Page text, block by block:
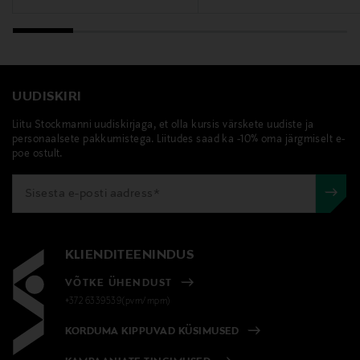
Keilaranta 13 A, 02150, Espoo, Finland
Digitaalne aadress
UUDISKIRI
Liitu Stockmanni uudiskirjaga, et olla kursis värskete uudiste ja
personaalsete pakkumistega. Liitudes saad ka -10% oma järgmiselt e-
poe ostult.
KLIENDITEENINDUS
VÕTKE ÜHENDUST
+372 6339539(pvm/mpm)
KORDUMA KIPPUVAD KÜSIMUSED